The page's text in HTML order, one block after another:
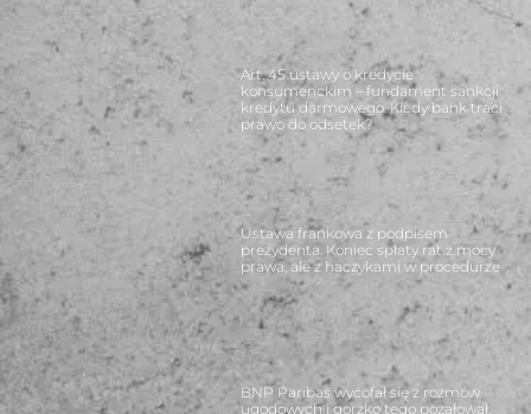
Art. 45 ustawy o kredycie
konsumenckim – fundament sankcji
kredytu darmowego. Kiedy bank traci
prawo do odsetek?
Ustawa frankowa z podpisem
prezydenta. Koniec spłaty rat z mocy
prawa, ale z haczykami w procedurze
BNP Paribas wycofał się z rozmów
ugodowych i gorzko tego pożałował.